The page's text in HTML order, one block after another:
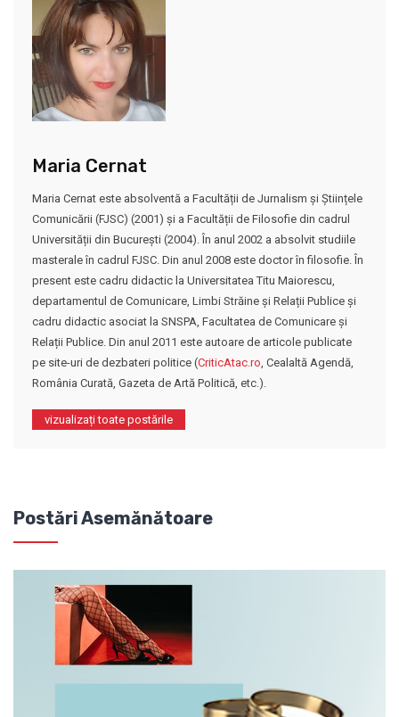
Maria Cernat
Maria Cernat este absolventă a Facultății de Jurnalism și Științele
Comunicării (FJSC) (2001) și a Facultății de Filosofie din cadrul
Universității din București (2004). În anul 2002 a absolvit studiile
masterale în cadrul FJSC. Din anul 2008 este doctor în filosofie. În
present este cadru didactic la Universitatea Titu Maiorescu,
departamentul de Comunicare, Limbi Străine și Relații Publice și
cadru didactic asociat la SNSPA, Facultatea de Comunicare și
Relații Publice. Din anul 2011 este autoare de articole publicate
pe site-uri de dezbateri politice (CriticAtac.ro, Cealaltă Agendă,
România Curată, Gazeta de Artă Politică, etc.).
vizualizați toate postările
Postări Asemănătoare